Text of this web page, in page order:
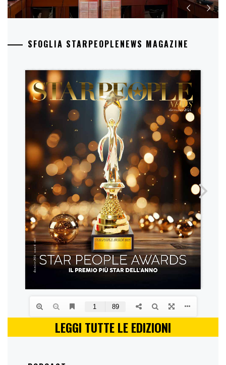
SFOGLIA STARPEOPLENEWS MAGAZINE
LEGGI TUTTE LE EDIZIONI